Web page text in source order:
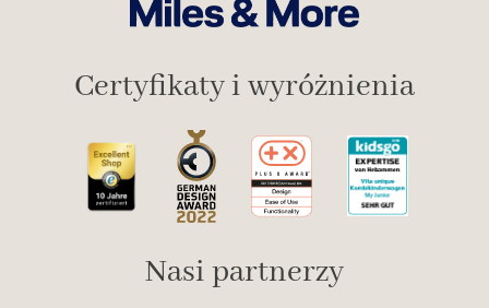
Certyfikaty i wyróżnienia
Nasi partnerzy